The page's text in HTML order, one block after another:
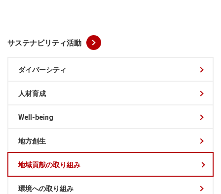
サステナビリティ活動
ダイバーシティ
人材育成
Well-being
地方創生
地域貢献の取り組み
環境への取り組み